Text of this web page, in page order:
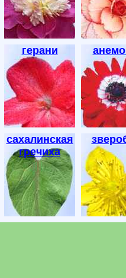
герани
сахалинская
гречиха